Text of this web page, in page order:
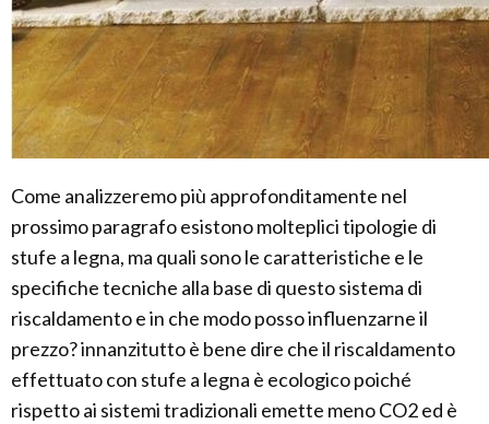
Come analizzeremo più approfonditamente nel
prossimo paragrafo esistono molteplici tipologie di
stufe a legna, ma quali sono le caratteristiche e le
specifiche tecniche alla base di questo sistema di
riscaldamento e in che modo posso influenzarne il
prezzo? innanzitutto è bene dire che il riscaldamento
effettuato con stufe a legna è ecologico poiché
rispetto ai sistemi tradizionali emette meno CO2 ed è